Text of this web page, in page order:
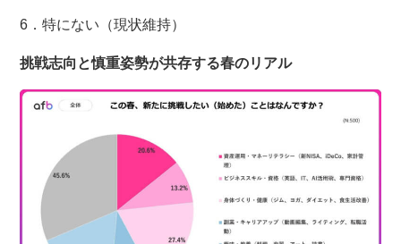
6．特にない（現状維持）
挑戦志向と慎重姿勢が共存する春のリアル